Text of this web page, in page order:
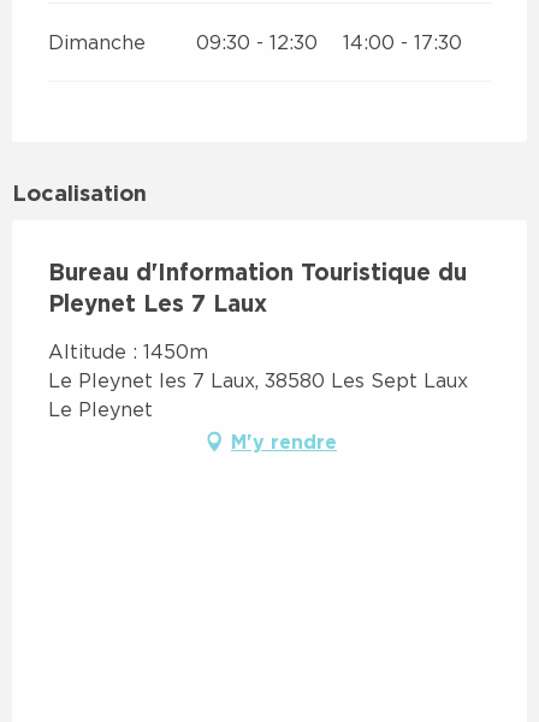
Dimanche 09:30 - 12:30 14:00 - 17:30
Localisation
Bureau d'Information Touristique du
Pleynet Les 7 Laux
Altitude : 1450m
Le Pleynet les 7 Laux, 38580 Les Sept Laux
Le Pleynet
M'y rendre